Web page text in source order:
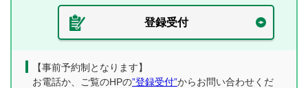
登録受付
【事前予約制となります】
お電話か、ご覧のHPの”登録受付”からお問い合わせくだ